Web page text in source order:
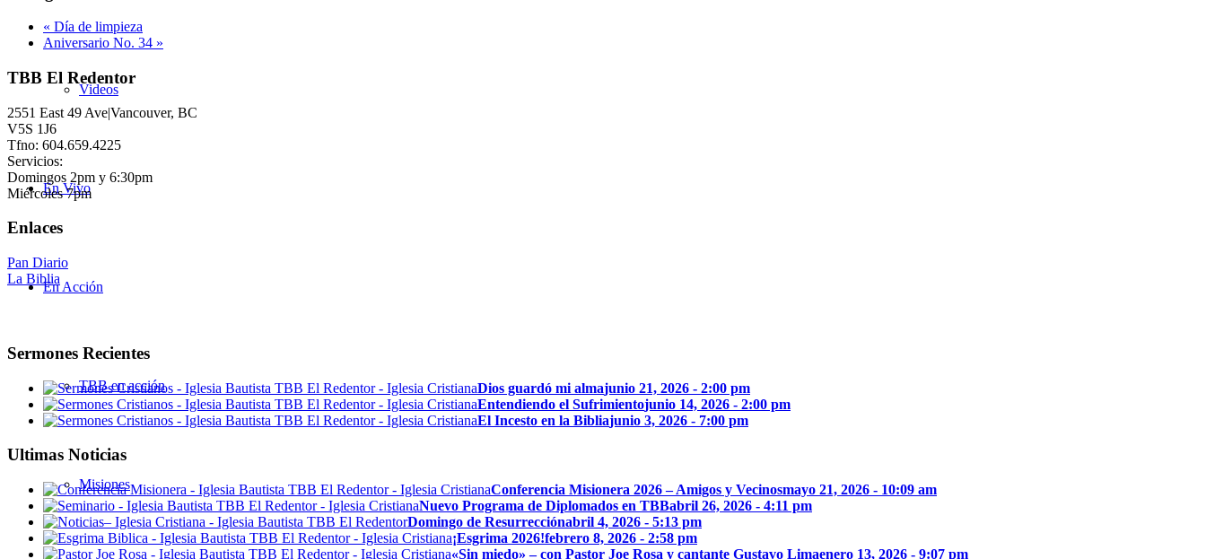
Videos
En Vivo
En Acción
TBB en acción
Misiones
« Día de limpieza
Aniversario No. 34 »
TBB El Redentor
2551 East 49 Ave|Vancouver, BC
V5S 1J6
Tfno: 604.659.4225
Servicios:
Domingos 2pm y 6:30pm
Miércoles 7pm
Enlaces
Pan Diario
La Biblia
Sermones Recientes
Dios guardó mi almajunio 21, 2026 - 2:00 pm
Entendiendo el Sufrimientojunio 14, 2026 - 2:00 pm
El Incesto en la Bibliajunio 3, 2026 - 7:00 pm
Ultimas Noticias
Conferencia Misionera 2026 – Amigos y Vecinosmayo 21, 2026 - 10:09 am
Nuevo Programa de Diplomados en TBBabril 26, 2026 - 4:11 pm
Domingo de Resurrecciónabril 4, 2026 - 5:13 pm
¡Esgrima 2026!febrero 8, 2026 - 2:58 pm
«Sin miedo» – con Pastor Joe Rosa y cantante Gustavo Limaenero 13, 2026 - 9:07 pm